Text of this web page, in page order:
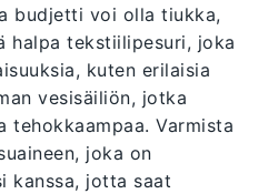
budjetti voi olla tiukka,
halpa tekstiilipesuri, joka
kuten erilaisia
vesisäiliön, jotka
tehokkaampaa. Varmista
joka on
kanssa, jotta saat